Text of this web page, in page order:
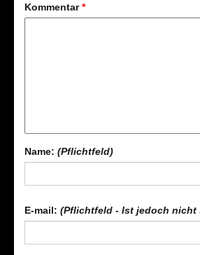
Kommentar*
Name: (Pflichtfeld)
E-mail: (Pflichtfeld - Ist jedoch nicht